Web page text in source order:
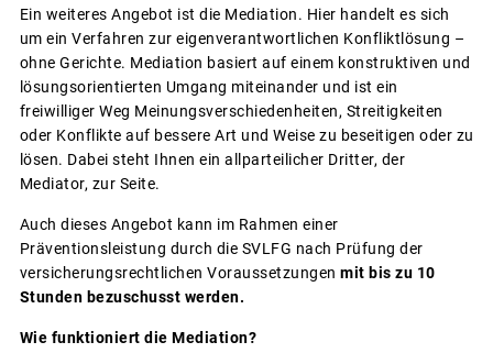
Ein weiteres Angebot ist die Mediation. Hier handelt es sich
um ein Verfahren zur eigenverantwortlichen Konfliktlösung –
ohne Gerichte. Mediation basiert auf einem konstruktiven und
lösungsorientierten Umgang miteinander und ist ein
freiwilliger Weg Meinungsverschiedenheiten, Streitigkeiten
oder Konflikte auf bessere Art und Weise zu beseitigen oder zu
lösen. Dabei steht Ihnen ein allparteilicher Dritter, der
Mediator, zur Seite.
Auch dieses Angebot kann im Rahmen einer
Präventionsleistung durch die SVLFG nach Prüfung der
versicherungsrechtlichen Voraussetzungen mit bis zu 10
Stunden bezuschusst werden.
Wie funktioniert die Mediation?